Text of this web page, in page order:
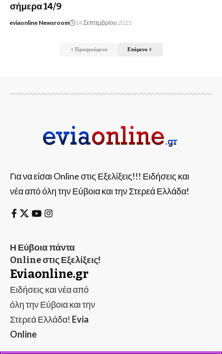
σήμερα 14/9
eviaonline Newsroom 14 Σεπτεμβρίου 2025
Προηγούμενο Επόμενο
Για να είσαι Online στις Εξελίξεις!!! Ειδήσεις και
νέα από όλη την Εύβοια και την Στερεά Ελλάδα!
Η Εύβοια πάντα
Online στις Εξελίξεις!
Eviaonline.gr
Ειδήσεις και νέα από
όλη την Εύβοια και την
Στερεά Ελλάδα! Evia
Online